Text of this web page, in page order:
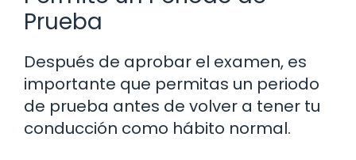
Prueba
Después de aprobar el examen, es
importante que permitas un periodo
de prueba antes de volver a tener tu
conducción como hábito normal.